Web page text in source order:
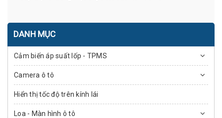
DANH MỤC
Cảm biến áp suất lốp - TPMS
Camera ô tô
Hiển thị tốc độ trên kính lái
Loa - Màn hình ô tô